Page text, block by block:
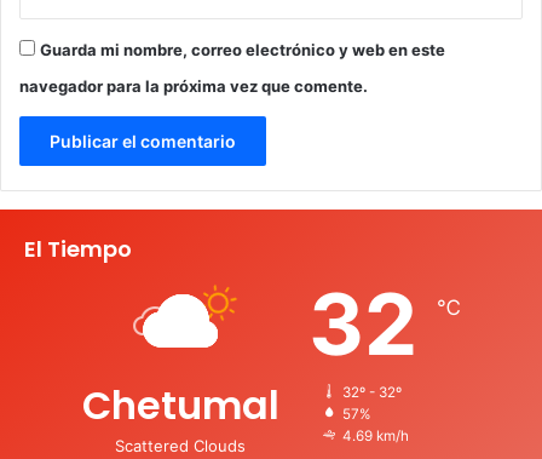
Guarda mi nombre, correo electrónico y web en este
navegador para la próxima vez que comente.
El Tiempo
Chetumal
Scattered Clouds
32 ℃
32º - 32º
57%
4.69 km/h